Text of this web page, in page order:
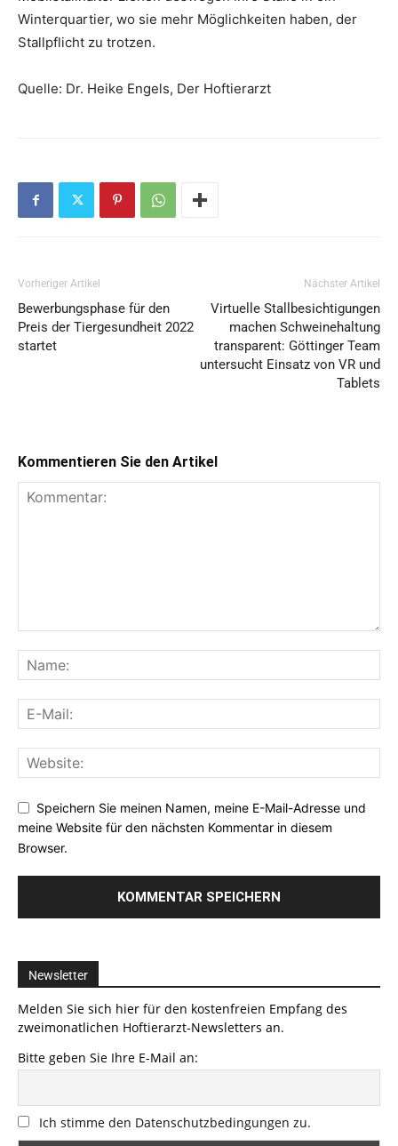
Winterquartier, wo sie mehr Möglichkeiten haben, der
Stallpflicht zu trotzen.
Quelle: Dr. Heike Engels, Der Hoftierarzt
Vorheriger Artikel
Bewerbungsphase für den
Preis der Tiergesundheit 2022
startet
Nächster Artikel
Virtuelle Stallbesichtigungen
machen Schweinehaltung
transparent: Göttinger Team
untersucht Einsatz von VR und
Tablets
Kommentieren Sie den Artikel
Speichern Sie meinen Namen, meine E-Mail-Adresse und
meine Website für den nächsten Kommentar in diesem
Browser.
Newsletter
Melden Sie sich hier für den kostenfreien Empfang des
zweimonatlichen Hoftierarzt-Newsletters an.
Bitte geben Sie Ihre E-Mail an:
Ich stimme den Datenschutzbedingungen zu.